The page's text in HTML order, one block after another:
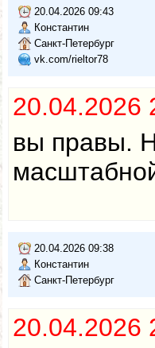
20.04.2026 09:43
Константин
Санкт-Петербург
vk.com/rieltor78
вы правы.
20.04.2026 09:38
Константин
Санкт-Петербург